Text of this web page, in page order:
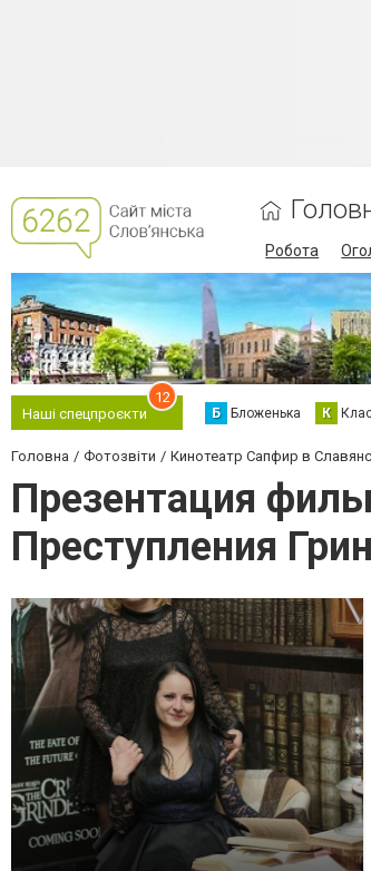
Робота
Наші спецпроєкти
12
Б Бложенька К
Головна Фотозвіти Кинотеатр Сапфир в
Презентация
Преступления